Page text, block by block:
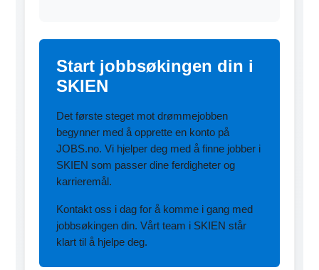
Start jobbsøkingen din i
SKIEN
Det første steget mot drømmejobben
begynner med å opprette en konto på
JOBS.no. Vi hjelper deg med å finne jobber i
SKIEN som passer dine ferdigheter og
karrieremål.
Kontakt oss i dag for å komme i gang med
jobbsøkingen din. Vårt team i SKIEN står
klart til å hjelpe deg.